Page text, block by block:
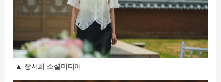
▲ 장서희 소셜미디어